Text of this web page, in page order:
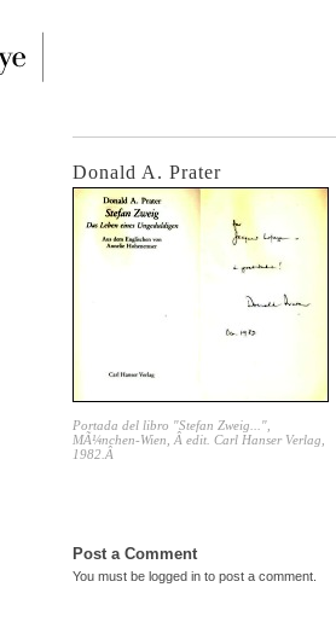
Donald A. Prater
Portada del libro "Stefan Zweig...",
MÃ¼nchen-Wien, Â edit. Carl Hanser Verlag,
1982.Â
Post a Comment
You must be logged in to post a comment.